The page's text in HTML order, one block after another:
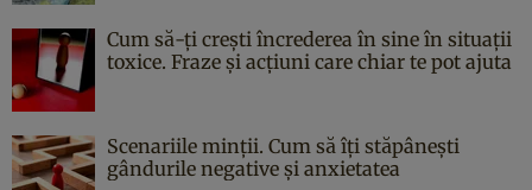
Cum să-ți crești încrederea în sine în situații
toxice. Fraze și acțiuni care chiar te pot ajuta
Scenariile minții. Cum să îți stăpânești
gândurile negative și anxietatea